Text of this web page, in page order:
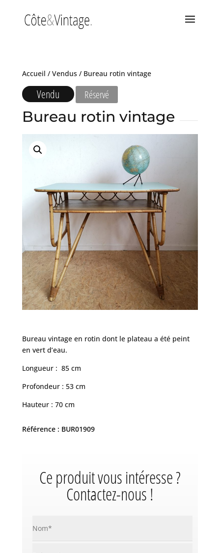
Accueil / Vendus/ Bureau rotin vintage
Vendu Réservé
Bureau rotin vintage
Bureau vintage en rotin dont le plateau a été peint
en vert d’eau.
Longueur : 85 cm
Profondeur : 53 cm
Hauteur : 70 cm
Référence : BUR01909
Ce produit vous intéresse ?
Contactez-nous !